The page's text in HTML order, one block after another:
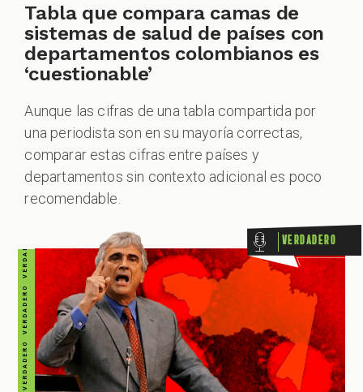
Tabla que compara camas de
sistemas de salud de países con
departamentos colombianos es
‘cuestionable’
Aunque las cifras de una tabla compartida por
una periodista son en su mayoría correctas,
comparar estas cifras entre países y
departamentos sin contexto adicional es poco
recomendable.
VERDADERO VERDADERO VERDADERO VERDADERO VERDADERO VERDADERO VERDADERO Verdadero